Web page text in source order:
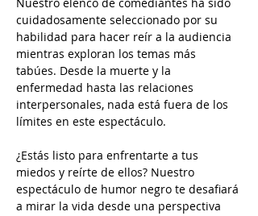
cuidadosamente seleccionado por su
habilidad para hacer reír a la audiencia
mientras exploran los temas más
tabúes. Desde la muerte y la
enfermedad hasta las relaciones
interpersonales, nada está fuera de los
límites en este espectáculo.
¿Estás listo para enfrentarte a tus
miedos y reírte de ellos? Nuestro
espectáculo de humor negro te desafiará
a mirar la vida desde una perspectiva